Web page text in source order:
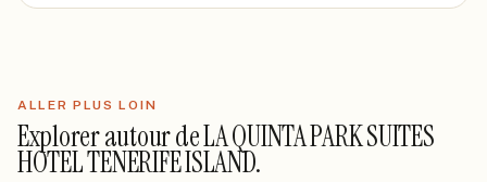
ALLER PLUS LOIN
Explorer autour deLA QUINTA PARK SUITES
HOTEL TENERIFE ISLAND.